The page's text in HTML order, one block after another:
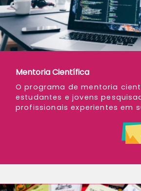
Mentoria Científica